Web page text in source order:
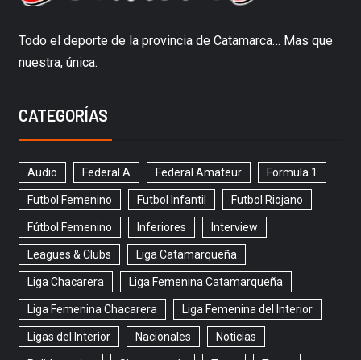
Todo el deporte de la provincia de Catamarca… Mas que
nuestra, única.
CATEGORÍAS
Audio Federal A Federal Amateur Formula 1
Futbol Femenino Futbol Infantil Futbol Riojano
Fútbol Femenino Inferiores Interview
Leagues & Clubs Liga Catamarqueña
Liga Chacarera Liga Femenina Catamarqueña
Liga Femenina Chacarera Liga Femenina del Interior
Ligas del Interior Nacionales Noticias